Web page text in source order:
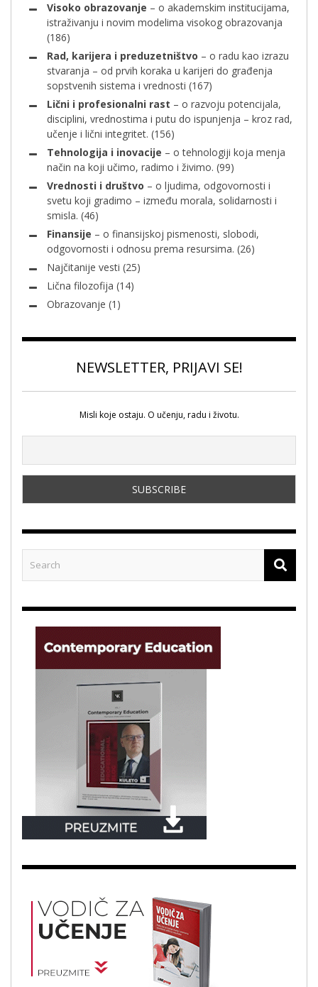
Visoko obrazovanje – o akademskim institucijama,
istraživanju i novim modelima visokog obrazovanja
(186)
Rad, karijera i preduzetništvo – o radu kao izrazu
stvaranja – od prvih koraka u karijeri do građenja
sopstvenih sistema i vrednosti (167)
Lični i profesionalni rast – o razvoju potencijala,
disciplini, vrednostima i putu do ispunjenja – kroz rad,
učenje i lični integritet. (156)
Tehnologija i inovacije – o tehnologiji koja menja
način na koji učimo, radimo i živimo. (99)
Vrednosti i društvo – o ljudima, odgovornosti i
svetu koji gradimo – između morala, solidarnosti i
smisla. (46)
Finansije – o finansijskoj pismenosti, slobodi,
odgovornosti i odnosu prema resursima. (26)
Najčitanije vesti (25)
Lična filozofija (14)
Obrazovanje (1)
NEWSLETTER, PRIJAVI SE!
Misli koje ostaju. O učenju, radu i životu.